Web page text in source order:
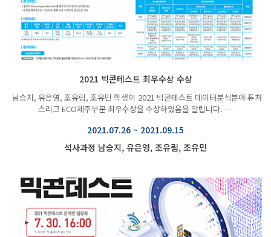
2021 빅콘테스트 최우수상 수상
남승지, 유은영, 조유림, 조유민 학생이 2021 빅콘테스트 데이터분석분야 퓨처
스리그 ECO제주부문 최우수상을 수상하였음을 알립니다. …
2021.07.26 ~ 2021.09.15
석사과정 남승지, 유은영, 조유림, 조유민